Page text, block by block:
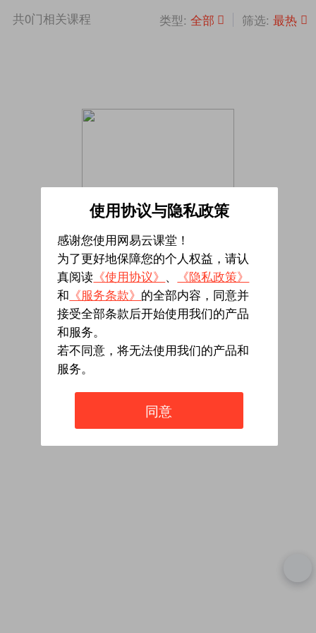
共0门相关课程 类型: 全部 筛选: 最热
暂无相关课程
使用协议与隐私政策
感谢您使用网易云课堂！
为了更好地保障您的个人权益，请认
真阅读 《使用协议》 、
《隐私政策》
和 《服务条款》 的全部内容，同意并
接受全部条款后开始使用我们的产品
和服务。
若不同意，将无法使用我们的产品和
服务。
同意